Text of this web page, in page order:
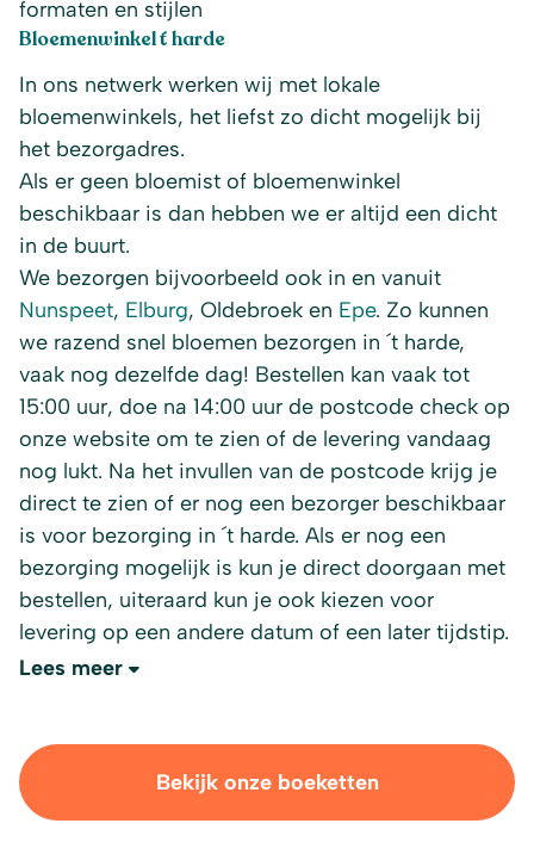
formaten en stijlen
Bloemenwinkel ´t harde
In ons netwerk werken wij met lokale
bloemenwinkels, het liefst zo dicht mogelijk bij
het bezorgadres.
Als er geen bloemist of bloemenwinkel
beschikbaar is dan hebben we er altijd een dicht
in de buurt.
We bezorgen bijvoorbeeld ook in en vanuit
Nunspeet, Elburg, Oldebroek en Epe. Zo kunnen
we razend snel bloemen bezorgen in ´t harde,
vaak nog dezelfde dag! Bestellen kan vaak tot
15:00 uur, doe na 14:00 uur de postcode check op
onze website om te zien of de levering vandaag
nog lukt. Na het invullen van de postcode krijg je
direct te zien of er nog een bezorger beschikbaar
is voor bezorging in ´t harde. Als er nog een
bezorging mogelijk is kun je direct doorgaan met
bestellen, uiteraard kun je ook kiezen voor
levering op een andere datum of een later tijdstip.
Lees meer
Bekijk onze boeketten